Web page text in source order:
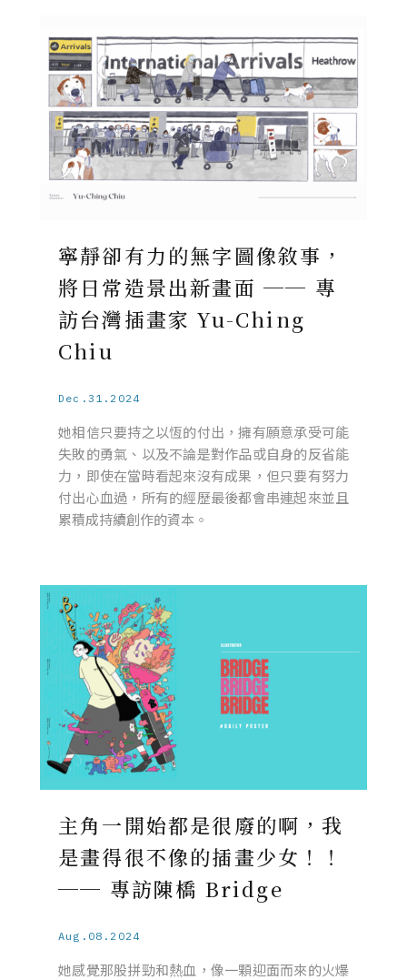
寧靜卻有力的無字圖像敘事，
將日常造景出新畫面 ── 專
訪台灣插畫家 Yu-Ching
Chiu
Dec.31.2024
她相信只要持之以恆的付出，擁有願意承受可能
失敗的勇氣、以及不論是對作品或自身的反省能
力，即使在當時看起來沒有成果，但只要有努力
付出心血過，所有的經歷最後都會串連起來並且
累積成持續創作的資本。
主角一開始都是很廢的啊，我
是畫得很不像的插畫少女！！
── 專訪陳橋 Bridge
Aug.08.2024
她感覺那股拼勁和熱血，像一顆迎面而來的火爆